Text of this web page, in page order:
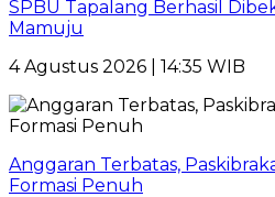
SPBU Tapalang Berhasil
Mamuju
4 Agustus 2026 | 14:35 WIB
Anggaran Terbatas,
Formasi Penuh